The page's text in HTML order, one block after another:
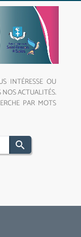
INTÉRESSE OU
ACTUALITÉS.
PAR MOTS
search